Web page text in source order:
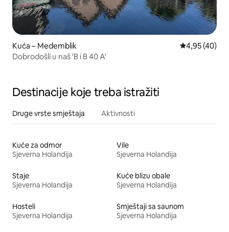
Kuća – Medemblik Prosječna
4,95 (40)
Dobrodošli u naš 'B i B 40 A'
Destinacije koje treba istražiti
Druge vrste smještaja Aktivnosti
Kuće za odmor
Sjeverna Holandija
Vile
Sjeverna Holandija
Staje
Sjeverna Holandija
Kuće blizu obale
Sjeverna Holandija
Hosteli
Sjeverna Holandija
Smještaji sa saunom
Sjeverna Holandija